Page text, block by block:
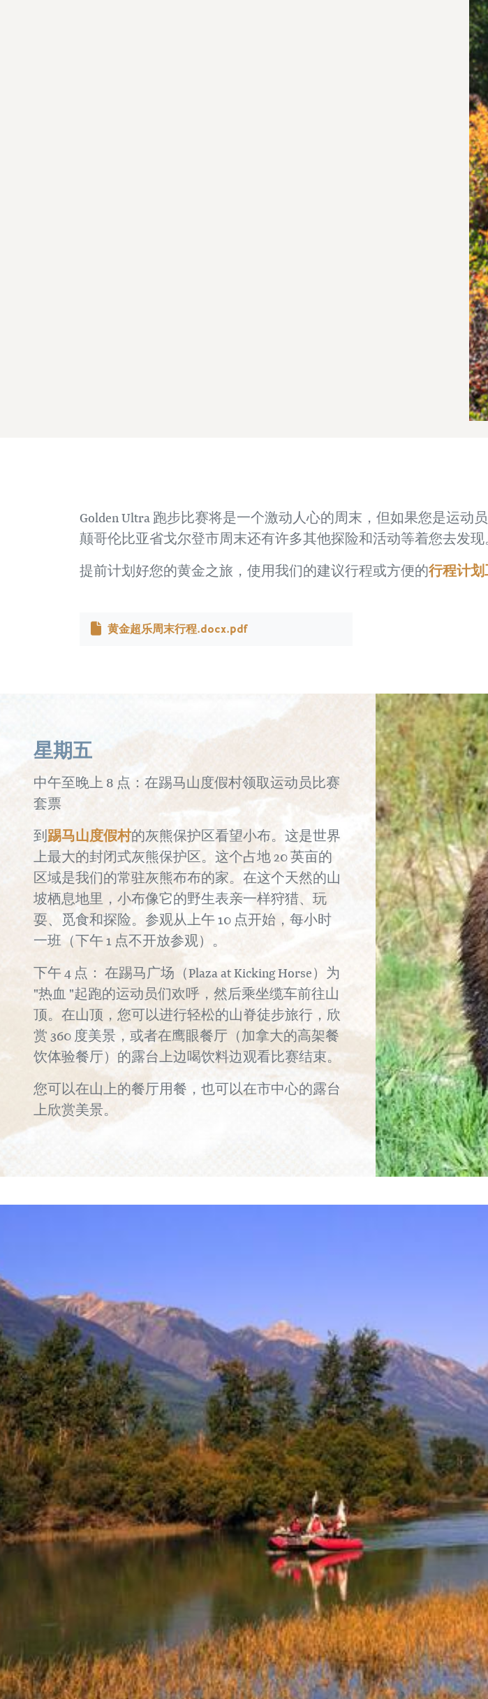
Golden Ultra 跑步比赛将是一个激动人心的周末，但如果您是运
颠哥伦比亚省戈尔登市周末还有许多其他探险和活动等着您去发现
提前计划好您的黄金之旅，使用我们的建议行程或方便的行程计
黄金超乐周末行程.docx.pdf
星期五
中午至晚上 8 点：在踢马山度假村领取运动员比赛
套票
到 踢马山度假村的灰熊保护区看望小布。这是世界
上最大的封闭式灰熊保护区。这个占地 20 英亩的
区域是我们的常驻灰熊布布的家。在这个天然的山
坡栖息地里，小布像它的野生表亲一样狩猎、玩
耍、觅食和探险。参观从上午 10 点开始，每小时
一班（下午 1 点不开放参观）。
下午 4 点： 在踢马广场（Plaza at Kicking Horse）为
"热血 "起跑的运动员们欢呼，然后乘坐缆车前往山
顶。在山顶，您可以进行轻松的山脊徒步旅行，欣
赏 360 度美景，或者在鹰眼餐厅（加拿大的高架餐
饮体验餐厅）的露台上边喝饮料边观看比赛结束。
您可以在山上的餐厅用餐，也可以在市中心的露台
上欣赏美景。